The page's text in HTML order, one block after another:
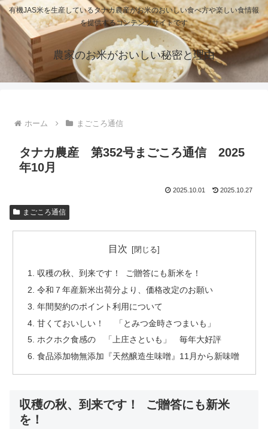
有機JAS米を生産しているタナカ農産がお米のおいしい食べ方や楽しい食情報
を提供するコンテンツサイトです
農家のお米がおいしい秘密と理由
ホーム まごころ通信
タナカ農産 第352号まごころ通信 2025
年10月
2025.10.01 2025.10.27
まごころ通信
目次
収穫の秋、到来です！ ご贈答にも新米を！
令和７年産新米出荷分より、価格改定のお願い
年間契約のポイント利用について
甘くておいしい！ 「とみつ金時さつまいも」
ホクホク食感の 「上庄さといも」 毎年大好評
食品添加物無添加『天然醸造生味噌』11月から新味噌
収穫の秋、到来です！ ご贈答にも新米
を！